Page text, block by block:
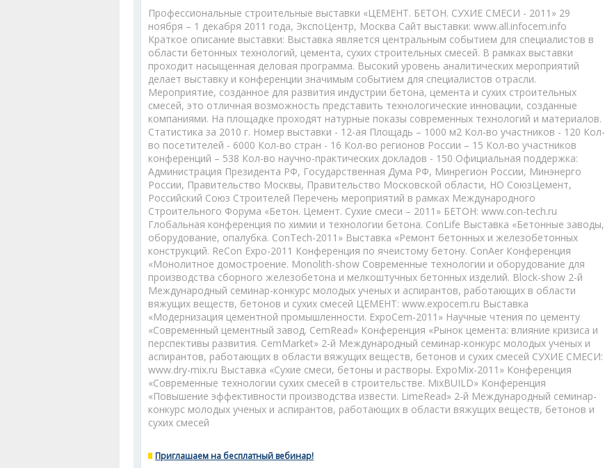
Профессиональные строительные выставки «ЦЕМЕНТ. БЕТОН. СУХИЕ СМЕСИ - 2011» 29
ноября – 1 декабря 2011 года, ЭкспоЦентр, Москва Сайт выставки: www.all.infocem.info
Краткое описание выставки: Выставка является центральным событием для специалистов в
области бетонных технологий, цемента, сухих строительных смесей. В рамках выставки
проходит насыщенная деловая программа. Высокий уровень аналитических мероприятий
делает выставку и конференции значимым событием для специалистов отрасли.
Мероприятие, созданное для развития индустрии бетона, цемента и сухих строительных
смесей, это отличная возможность представить технологические инновации, созданные
компаниями. На площадке проходят натурные показы современных технологий и материалов.
Статистика за 2010 г. Номер выставки - 12-ая Площадь – 1000 м2 Кол-во участников - 120 Кол-
во посетителей - 6000 Кол-во стран - 16 Кол-во регионов России – 15 Кол-во участников
конференций – 538 Кол-во научно-практических докладов - 150 Официальная поддержка:
Администрация Президента РФ, Государственная Дума РФ, Минрегион России, Минэнерго
России, Правительство Москвы, Правительство Московской области, НО СоюзЦемент,
Российский Союз Строителей Перечень мероприятий в рамках Международного
Строительного Форума «Бетон. Цемент. Сухие смеси – 2011» БЕТОН: www.con-tech.ru
Глобальная конференция по химии и технологии бетона. ConLife Выставка «Бетонные заводы,
оборудование, опалубка. ConTech-2011» Выставка «Ремонт бетонных и железобетонных
конструкций. ReCon Expo-2011 Конференция по ячеистому бетону. ConAer Конференция
«Монолитное домостроение. Monolith-show Современные технологии и оборудование для
производства сборного железобетона и мелкоштучных бетонных изделий. Block-show 2-й
Международный семинар-конкурс молодых ученых и аспирантов, работающих в области
вяжущих веществ, бетонов и сухих смесей ЦЕМЕНТ: www.expocem.ru Выставка
«Модернизация цементной промышленности. ExpoCеm-2011» Научные чтения по цементу
«Современный цементный завод. CemRead» Конференция «Рынок цемента: влияние кризиса и
перспективы развития. CemMarket» 2-й Международный семинар-конкурс молодых ученых и
аспирантов, работающих в области вяжущих веществ, бетонов и сухих смесей СУХИЕ СМЕСИ:
www.dry-mix.ru Выставка «Сухие смеси, бетоны и растворы. ExpoMix-2011» Конференция
«Современные технологии сухих смесей в строительстве. MixBUILD» Конференция
«Повышение эффективности производства извести. LimeRead» 2-й Международный семинар-
конкурс молодых ученых и аспирантов, работающих в области вяжущих веществ, бетонов и
сухих смесей
Приглашаем на бесплатный вебинар!